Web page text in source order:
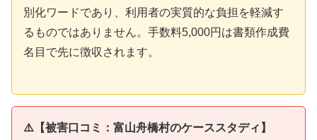
別化ワードであり、利用者の実質的な負担を軽減す
るものではありません。手数料5,000円は書類作成費
名目で先に徴収されます。
⚠️【被害口コミ：富山舟橋村のケーススタディ】